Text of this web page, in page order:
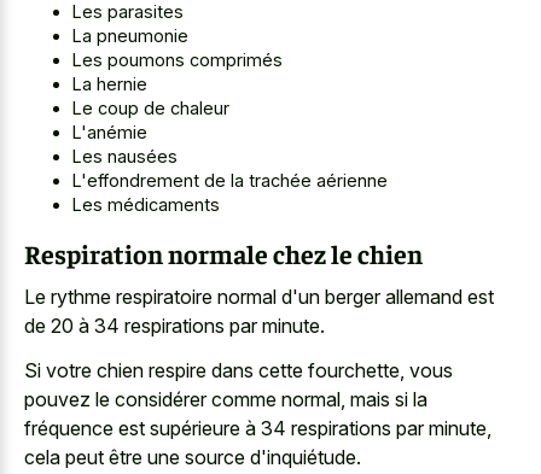
Les parasites
La pneumonie
Les poumons comprimés
La hernie
Le coup de chaleur
L'anémie
Les nausées
L'effondrement de la trachée aérienne
Les médicaments
Respiration normale chez le chien
Le rythme respiratoire normal d'un berger allemand est
de 20 à 34 respirations par minute.
Si votre chien respire dans cette fourchette, vous
pouvez le considérer comme normal, mais si la
fréquence est supérieure à 34 respirations par minute,
cela peut être une source d'inquiétude.